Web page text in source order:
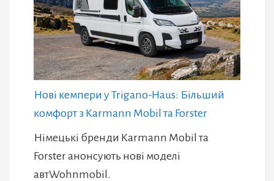
Нові кемпери у Trigano-Haus: Більший
комфорт з Karmann Mobil та Forster
Німецькі бренди Karmann Mobil та
Forster анонсують нові моделі
автWohnmobil.